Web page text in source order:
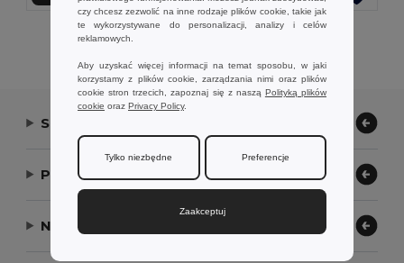
Wyświetlanie Wszystkich Produktów.
Skontaktuj się z nami
Pozwól nam pomóc
Nasza firma
czy chcesz zezwolić na inne rodzaje plików cookie, takie jak
te wykorzystywane do personalizacji, analizy i celów
reklamowych.
Aby uzyskać więcej informacji na temat sposobu, w jaki
korzystamy z plików cookie, zarządzania nimi oraz plików
cookie stron trzecich, zapoznaj się z naszą Polityką plików
cookie oraz Privacy Policy.
Tylko niezbędne Preferencje
Zaakceptuj